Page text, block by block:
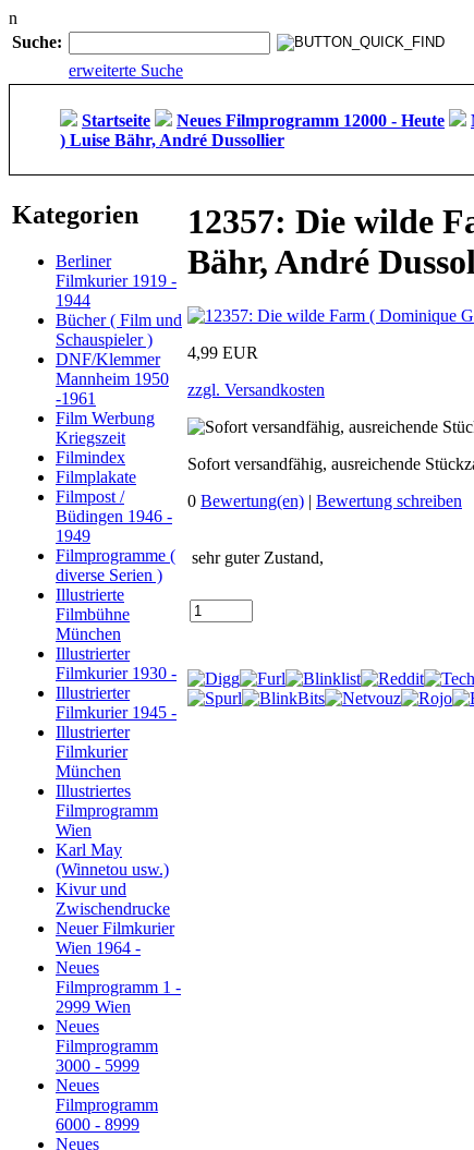
n
Suche:
erweiterte Suche
Startseite Neues Filmprogramm 12000 - Heute
) Luise Bähr, André Dussollier
Kategorien
Berliner
Filmkurier 1919 -
1944
Bücher ( Film und
Schauspieler )
DNF/Klemmer
Mannheim 1950
-1961
Film Werbung
Kriegszeit
Filmindex
Filmplakate
Filmpost /
Büdingen 1946 -
1949
Filmprogramme (
diverse Serien )
Illustrierte
Filmbühne
München
Illustrierter
Filmkurier 1930 -
Illustrierter
Filmkurier 1945 -
Illustrierter
Filmkurier
München
Illustriertes
Filmprogramm
Wien
Karl May
(Winnetou usw.)
Kivur und
Zwischendrucke
Neuer Filmkurier
Wien 1964 -
Neues
Filmprogramm 1 -
2999 Wien
Neues
Filmprogramm
3000 - 5999
Neues
Filmprogramm
6000 - 8999
Neues
12357: Die wilde
Bähr, André
4,99 EUR
zzgl. Versandkosten
Sofort versandfähig, ausreichende
0 Bewertung(en) | Bewertung schreiben
sehr guter Zustand,